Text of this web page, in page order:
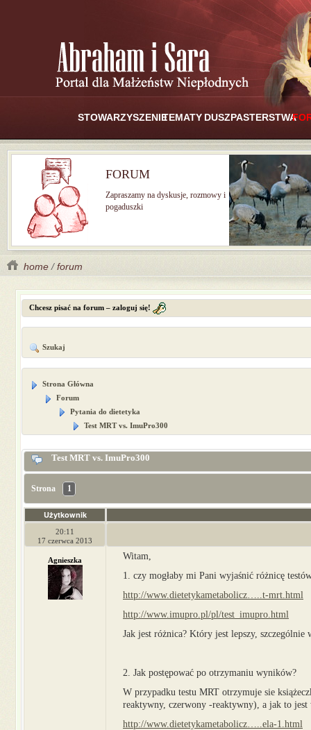
STOWARZYSZENIETEMATY DUSZPASTERSTWA
FORUM
Zapraszamy na dyskusje, rozmowy i
pogaduszki
home /forum
Chcesz pisać na forum – zaloguj się!
Szukaj
Strona Główna
Forum
Pytania do dietetyka
Test MRT vs. ImuPro300
Test MRT vs. ImuPro300
Strona 1
Użytkownik
20:11
17 czerwca 2013
Agnieszka
Witam,
1. czy mogłaby mi Pani wyjaśnić różnicę
http://www.dietetykametabolicz…..t-mrt.html
http://www.imupro.pl/pl/test_imupro.html
Jak jest różnica? Który jest lepszy, szczególnie
2. Jak postępować po otrzymaniu wyników?
W przypadku testu MRT otrzymuje sie
reaktywny, czerwony -reaktywny), a jak to jest
http://www.dietetykametabolicz…..ela-1.html